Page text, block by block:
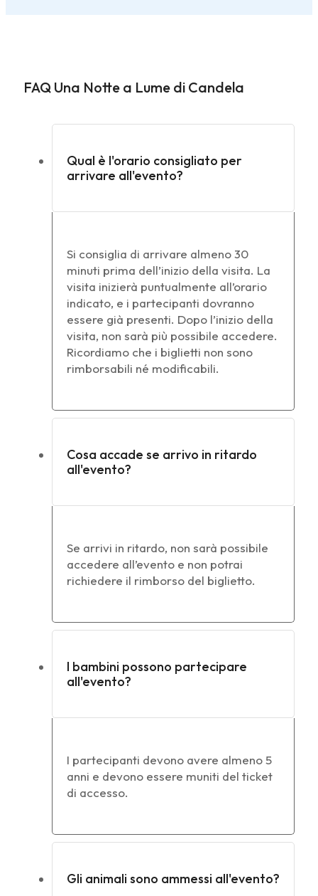
FAQ Una Notte a Lume di Candela
Qual è l'orario consigliato per
arrivare all'evento?
Si consiglia di arrivare almeno 30
minuti prima dell’inizio della visita. La
visita inizierà puntualmente all’orario
indicato, e i partecipanti dovranno
essere già presenti. Dopo l’inizio della
visita, non sarà più possibile accedere.
Ricordiamo che i biglietti non sono
rimborsabili né modificabili.
Cosa accade se arrivo in ritardo
all'evento?
Se arrivi in ritardo, non sarà possibile
accedere all’evento e non potrai
richiedere il rimborso del biglietto.
I bambini possono partecipare
all'evento?
I partecipanti devono avere almeno 5
anni e devono essere muniti del ticket
di accesso.
Gli animali sono ammessi all'evento?